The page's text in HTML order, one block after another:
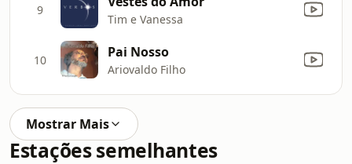
9
Tim e Vanessa
10 Pai Nosso
Ariovaldo Filho
Mostrar Mais
Estações semelhantes